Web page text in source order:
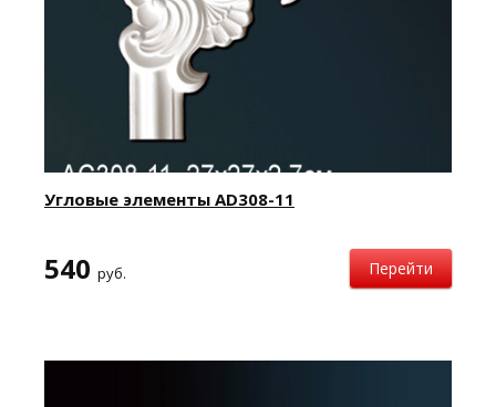
Угловые элементы AD308-11
540 руб. Перейти